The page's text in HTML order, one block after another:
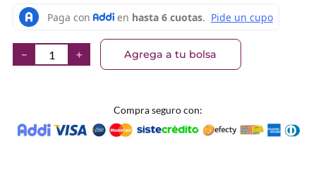
＋
－ Agrega a tu bolsa
Compra seguro con: